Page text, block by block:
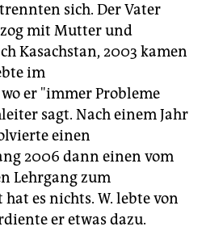
sich. Der Vater
mit Mutter und
Kasachstan, 2003 kamen
im
er "immer Probleme
sagt. Nach einem Jahr
einen
2006 dann einen vom
Lehrgang zum
es nichts. W. lebte von
er etwas dazu.